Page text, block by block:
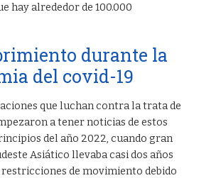
hay alrededor de 100.000
durante la
del covid-19
que luchan contra la trata de
a tener noticias de estos
del año 2022, cuando gran
Asiático llevaba casi dos años
de movimiento debido